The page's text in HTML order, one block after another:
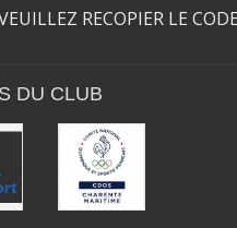
RECOPIER LE CODE
DU CLUB